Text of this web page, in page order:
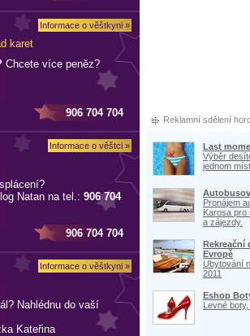
karet
Informace o věštkyni »
Chcete více peněz?
906 704 704
Informace o věštci »
Natan na tel.: 906 704
906 704 704
Informace o věštkyni »
Nahlédnu do vaší
Kateřina
Reklamní sdělení
Last
Výběr
jednom
Pronájem
Karosa pro
a zájezdy.
Rekreační
Evropě
Ubytování
2011
Eshop
Levné